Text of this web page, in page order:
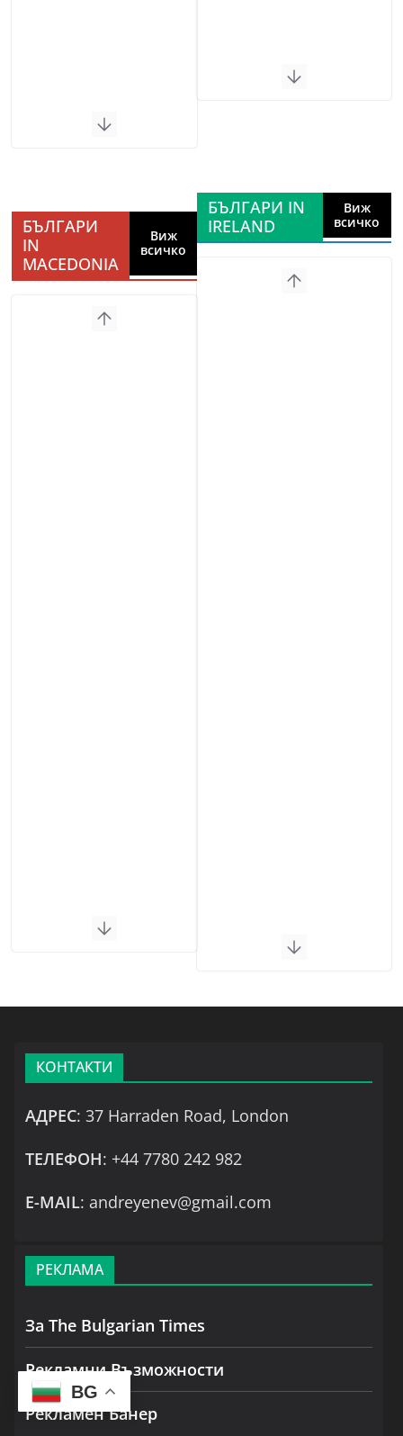
БЪЛГАРИ
IN
MACEDONIA
Виж
всичко
БЪЛГАРИ IN
IRELAND
Виж
всичко
КОНТАКТИ
АДРЕС: 37 Harraden Road, London
ТЕЛЕФОН: +44 7780 242 982
Е-MAIL: andreyenev@gmail.com
РЕКЛАМА
За The Bulgarian Times
Рекламни Възможности
Рекламен Банер
BG